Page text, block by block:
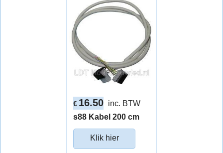
€ 16.50
inc. BTW
s88 Kabel 200 cm
Klik hier